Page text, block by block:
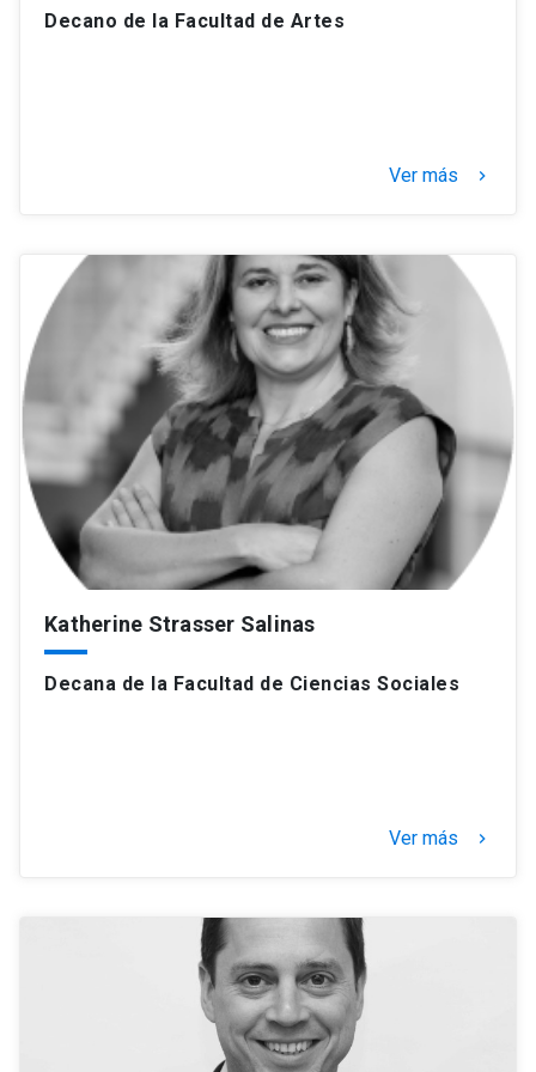
Decano de la Facultad de Artes
Ver más keyboard_arrow_right
Katherine Strasser Salinas
Decana de la Facultad de Ciencias Sociales
Ver más keyboard_arrow_right